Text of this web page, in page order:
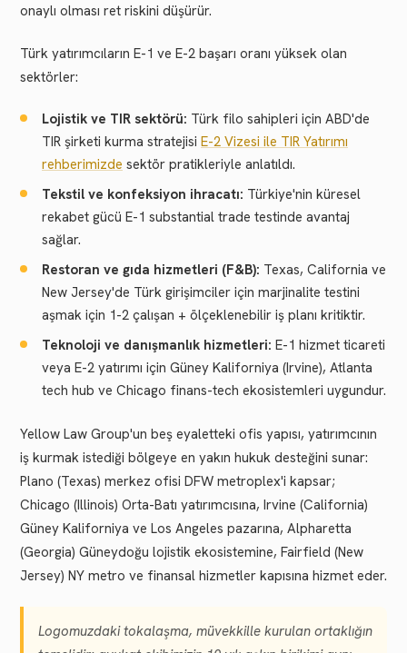
onaylı olması ret riskini düşürür.
Türk yatırımcıların E-1 ve E-2 başarı oranı yüksek olan
sektörler:
Lojistik ve TIR sektörü: Türk filo sahipleri için ABD'de
TIR şirketi kurma stratejisi E-2 Vizesi ile TIR Yatırımı
rehberimizde sektör pratikleriyle anlatıldı.
Tekstil ve konfeksiyon ihracatı: Türkiye'nin küresel
rekabet gücü E-1 substantial trade testinde avantaj
sağlar.
Restoran ve gıda hizmetleri (F&B): Texas, California ve
New Jersey'de Türk girişimciler için marjinalite testini
aşmak için 1-2 çalışan + ölçeklenebilir iş planı kritiktir.
Teknoloji ve danışmanlık hizmetleri: E-1 hizmet ticareti
veya E-2 yatırımı için Güney Kaliforniya (Irvine), Atlanta
tech hub ve Chicago finans-tech ekosistemleri uygundur.
Yellow Law Group'un beş eyaletteki ofis yapısı, yatırımcının
iş kurmak istediği bölgeye en yakın hukuk desteğini sunar:
Plano (Texas) merkez ofisi DFW metroplex'i kapsar;
Chicago (Illinois) Orta-Batı yatırımcısına, Irvine (California)
Güney Kaliforniya ve Los Angeles pazarına, Alpharetta
(Georgia) Güneydoğu lojistik ekosistemine, Fairfield (New
Jersey) NY metro ve finansal hizmetler kapısına hizmet eder.
Logomuzdaki tokalaşma, müvekkille kurulan ortaklığın